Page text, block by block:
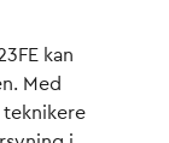
kan
Med